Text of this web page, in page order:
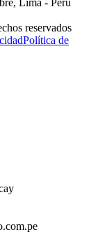
Lima - Perú
reservados
Política de